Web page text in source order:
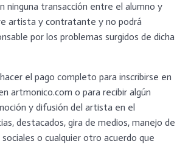
ninguna transacción entre el alumno y
artista y contratante y no podrá
por los problemas surgidos de dicha
el pago completo para inscribirse en
artmonico.com o para recibir algún
y difusión del artista en el
destacados, gira de medios, manejo de
o cualquier otro acuerdo que